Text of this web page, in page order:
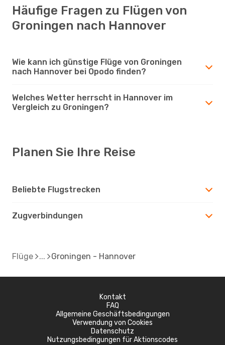
Häufige Fragen zu Flügen von
Groningen nach Hannover
Wie kann ich günstige Flüge von Groningen
nach Hannover bei Opodo finden?
Welches Wetter herrscht in Hannover im
Vergleich zu Groningen?
Planen Sie Ihre Reise
Beliebte Flugstrecken
Zugverbindungen
Flüge Groningen - Hannover
Kontakt
FAQ
Allgemeine Geschäftsbedingungen
Verwendung von Cookies
Datenschutz
Nutzungsbedingungen für Aktionscodes